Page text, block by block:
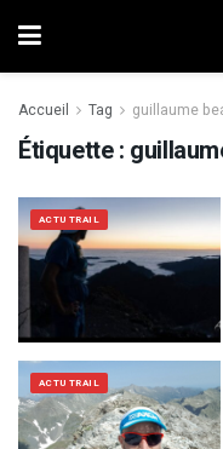
Accueil Tag guillaume
Étiquette :
ACTU TRAIL
ACTU TRAIL